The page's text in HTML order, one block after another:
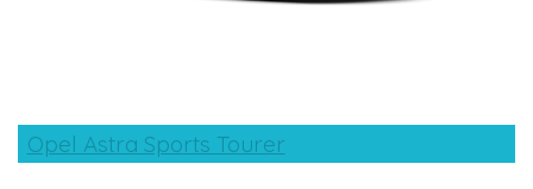
Opel Astra Sports Tourer